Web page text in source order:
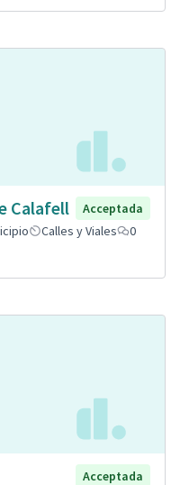
Calafell
Acceptada
Calles y Viales
0
Acceptada